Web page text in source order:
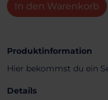
In den Warenkorb
Produktinformation
Hier bekommst du ein
Details